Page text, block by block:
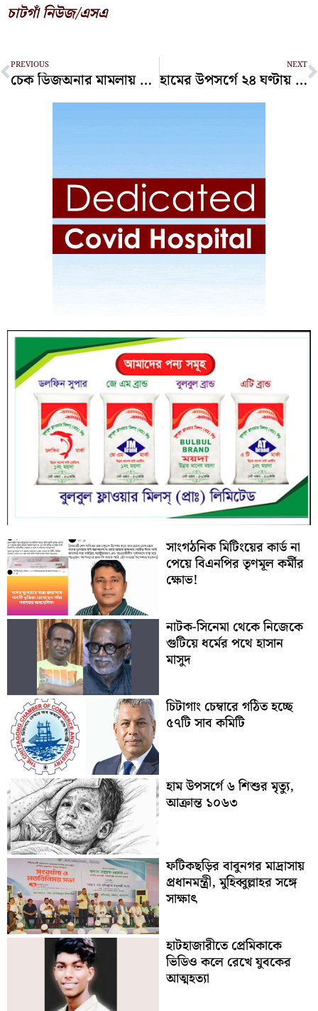
চাটগাঁ নিউজ/এসএ
Prev
PREVIOUS
চেক ডিজঅনার মামলায় ভুয়া আসামি সেজে আদালতে, আটক গৃহকর্মী
NEXT
হামের উপসর্গে ২৪ ঘণ্টায় আরও ৯ শিশুর মৃত্যু
সাংগঠনিক মিটিংয়ের কার্ড না
পেয়ে বিএনপির তৃণমূল কর্মীর
ক্ষোভ!
নাটক-সিনেমা থেকে নিজেকে
গুটিয়ে ধর্মের পথে হাসান
মাসুদ
চিটাগাং চেম্বারে গঠিত হচ্ছে
৫৭টি সাব কমিটি
হাম উপসর্গে ৬ শিশুর মৃত্যু,
আক্রান্ত ১০৬৩
ফটিকছড়ির বাবুনগর মাদ্রাসায়
প্রধানমন্ত্রী, মুহিব্বুল্লাহর সঙ্গে
সাক্ষাৎ
হাটহাজারীতে প্রেমিকাকে
ভিডিও কলে রেখে যুবকের
আত্মহত্যা